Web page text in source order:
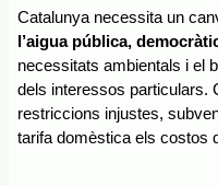
Catalunya necessita un
l’aigua pública,
necessitats ambientals i el
dels interessos particulars.
restriccions injustes,
tarifa domèstica els costos